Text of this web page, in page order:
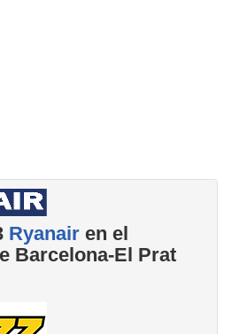
Ryanair en el
Barcelona-El Prat